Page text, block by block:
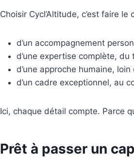
Choisir Cycl’Altitude, c’est faire le
d’un accompagnement
d’une expertise complète,
d’une approche humaine,
d’un cadre exceptionnel, au
Ici, chaque détail compte. Parce
Prêt à passer un